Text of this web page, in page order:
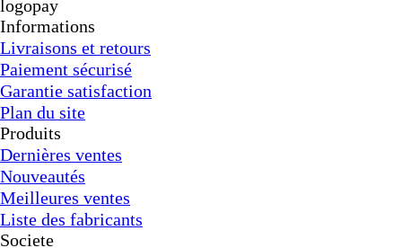
Informations
Livraisons et retours
Paiement sécurisé
Garantie satisfaction
Plan du site
Produits
Dernières ventes
Nouveautés
Meilleures ventes
Liste des fabricants
Societe